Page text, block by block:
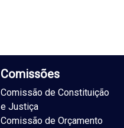
Comissões
Comissão de Constituição
e Justiça
Comissão de Orçamento